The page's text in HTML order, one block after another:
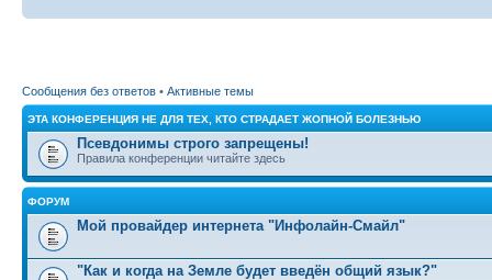
Сообщения без ответов • Активные темы
ЭТА КОНФЕРЕНЦИЯ НЕ ДЛЯ ТЕХ, КТО СТРАДАЕТ ЖОПНОЙ БОЛЕЗНЬЮ
Псевдонимы строго запрещены!
Правила конференции читайте здесь
ФОРУМ
Мой провайдер интернета "Инфолайн-Смайл"
"Как и когда на Земле будет введён общий язык?"